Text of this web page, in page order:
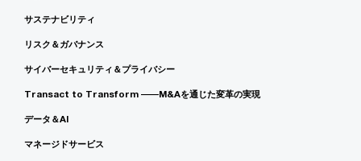
サステナビリティ
リスク＆ガバナンス
サイバーセキュリティ＆プライバシー
Transact to Transform ――M&Aを通じた変革の実現
データ＆AI
マネージドサービス